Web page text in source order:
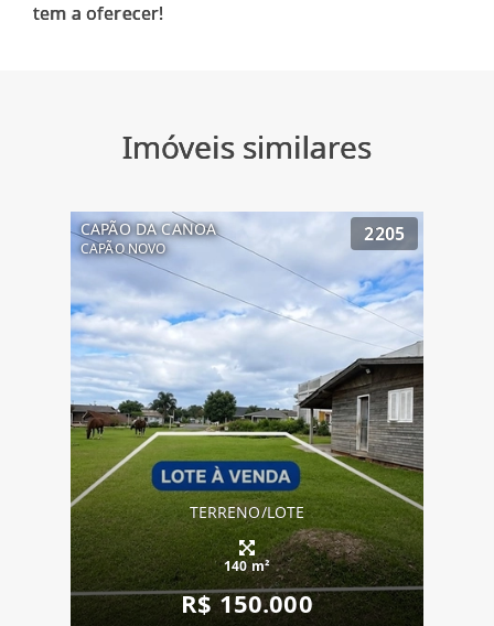
Imóveis similares
CAPÃO DA CANOA
CAPÃO NOVO
2205
TERRENO/LOTE
140 m²
R$ 150.000